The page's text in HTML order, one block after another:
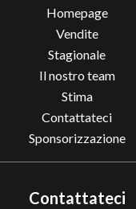
Homepage
Vendite
Stagionale
Il nostro team
Stima
Contattateci
Sponsorizzazione
Contattateci